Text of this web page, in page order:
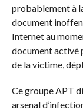
probablement à
document
Internet au
document activé
de la victime,
Ce groupe APT
arsenal